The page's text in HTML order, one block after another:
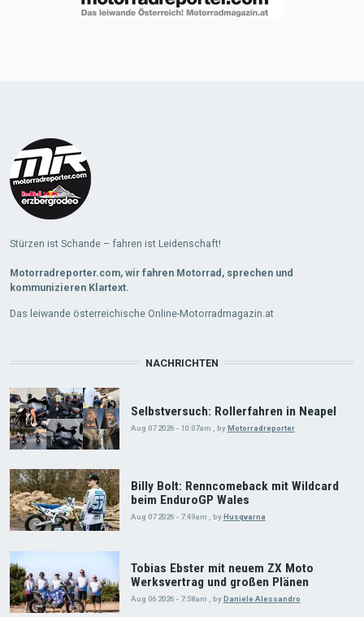
Stürzen ist Schande – fahren ist Leidenschaft!
Motorradreporter.com, wir fahren Motorrad, sprechen und
kommunizieren Klartext.
Das leiwande österreichische Online-Motorradmagazin.at
NACHRICHTEN
Selbstversuch: Rollerfahren in Neapel
Aug 07 2026 - 10:07am byMotorradreporter
Billy Bolt: Renncomeback mit Wildcard
beim EnduroGP Wales
Aug 07 2026 - 7:49am , by Husqvarna
Tobias Ebster mit neuem ZX Moto
Werksvertrag und großen Plänen
Aug 06 2026 - 7:58am , byDaniele Alessandro